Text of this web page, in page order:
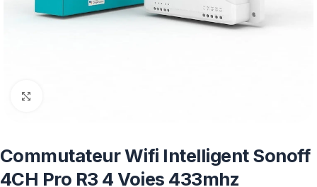
Commutateur Wifi Intelligent Sonoff
4CH Pro R3 4 Voies 433mhz